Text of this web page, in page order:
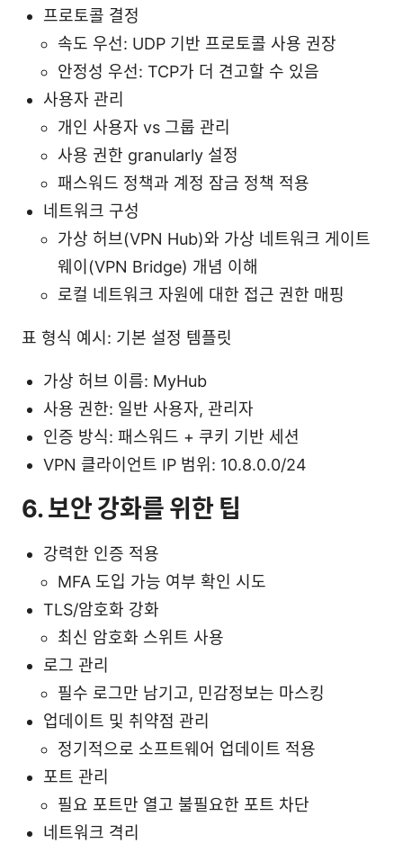
프로토콜 결정
속도 우선: UDP 기반 프로토콜 사용 권장
안정성 우선: TCP가 더 견고할 수 있음
사용자 관리
개인 사용자 vs 그룹 관리
사용 권한 granularly 설정
패스워드 정책과 계정 잠금 정책 적용
네트워크 구성
가상 허브(VPN Hub)와 가상 네트워크 게이트
웨이(VPN Bridge) 개념 이해
로컬 네트워크 자원에 대한 접근 권한 매핑
표 형식 예시: 기본 설정 템플릿
가상 허브 이름: MyHub
사용 권한: 일반 사용자, 관리자
인증 방식: 패스워드 + 쿠키 기반 세션
VPN 클라이언트 IP 범위: 10.8.0.0/24
6. 보안 강화를 위한 팁
강력한 인증 적용
MFA 도입 가능 여부 확인 시도
TLS/암호화 강화
최신 암호화 스위트 사용
로그 관리
필수 로그만 남기고, 민감정보는 마스킹
업데이트 및 취약점 관리
정기적으로 소프트웨어 업데이트 적용
포트 관리
필요 포트만 열고 불필요한 포트 차단
네트워크 격리